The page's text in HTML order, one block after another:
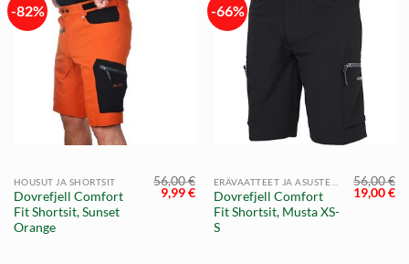
-82%
HOUSUT JA SHORTSIT
Dovrefjell Comfort
Fit Shortsit, Sunset
Orange
56,00€
Alkuperäinen
hinta
9,99€Nykyinen
hinta
9,99 €.
-66%
Dovrefjell Comfort
Fit Shortsit, Musta XS-
S
56,00€
hinta
19,00€